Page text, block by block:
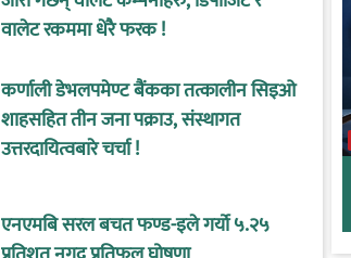
वालेट रकममा धेरै फरक !
कर्णाली डेभलपमेण्ट बैंकका तत्कालीन सिइओ
शाहसहित तीन जना पक्राउ, संस्थागत
उत्तरदायित्वबारे चर्चा !
एनएमबि सरल बचत फण्ड-इले गर्यो ५.२५